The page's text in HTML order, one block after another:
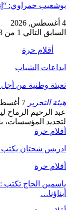
بوشعيب حمراوي:
4 أغسطس, 2026
السابق التالي 1 من 268
أقلام حرة
ابداعات الشباب
تعبئة وطنية من أجل
هيئة التحرير 7 أغسطس, 2026
عبد الرحيم الرماح
لتجديد
أقلام حرة
ادريس شحتان يكتب
أقلام حرة
ياسمين الحاج
أبناؤنا…